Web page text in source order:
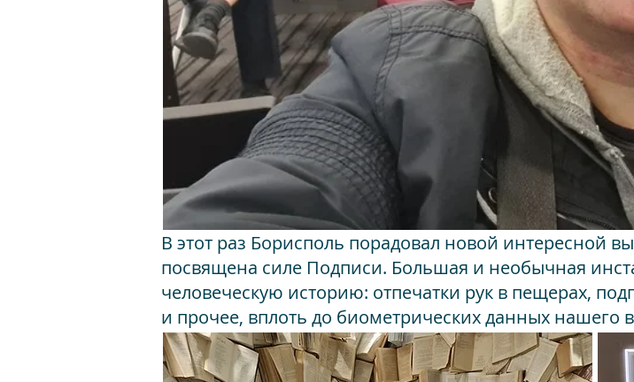
В этот раз Борисполь порадовал новой интересной
посвящена силе Подписи. Большая и необычная
человеческую историю: отпечатки рук в пещерах,
и прочее, вплоть до биометрических данных нашего